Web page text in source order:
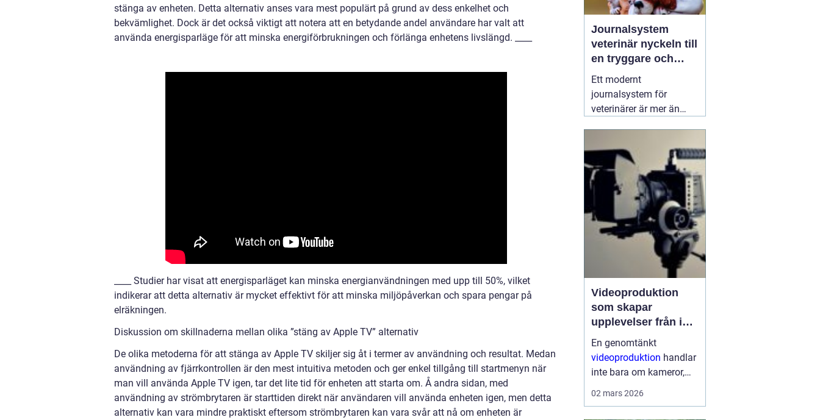
stänga av enheten. Detta alternativ anses vara mest populärt på grund av dess enkelhet och
bekvämlighet. Dock är det också viktigt att notera att en betydande andel användare har valt att
använda energisparläge för att minska energiförbrukningen och förlänga enhetens livslängd. ____
____ Studier har visat att energisparläget kan minska energianvändningen med upp till 50%, vilket
indikerar att detta alternativ är mycket effektivt för att minska miljöpåverkan och spara pengar på
elräkningen.
Diskussion om skillnaderna mellan olika ”stäng av Apple TV” alternativ
De olika metoderna för att stänga av Apple TV skiljer sig åt i termer av användning och resultat. Medan
användning av fjärrkontrollen är den mest intuitiva metoden och ger enkel tillgång till startmenyn när
man vill använda Apple TV igen, tar det lite tid för enheten att starta om. Å andra sidan, med
användning av strömbrytaren är starttiden direkt när användaren vill använda enheten igen, men detta
alternativ kan vara mindre praktiskt eftersom strömbrytaren kan vara svår att nå om enheten är
Journalsystem
veterinär nyckeln till
en tryggare och
smidigare djurvård
Ett modernt
journalsystem för
veterinärer är mer än
patienter ökar och
kraven på
dokumentation skärps,
blir ett genomtänkt
system avgörande för
både kvalitet och
arbetsmiljö. Ett bra04
Videoproduktion
som skapar
upplevelser från idé
till färdig sändning
En genomtänkt
videoproduktion handlar
inte bara om kameror,
02 mars 2026